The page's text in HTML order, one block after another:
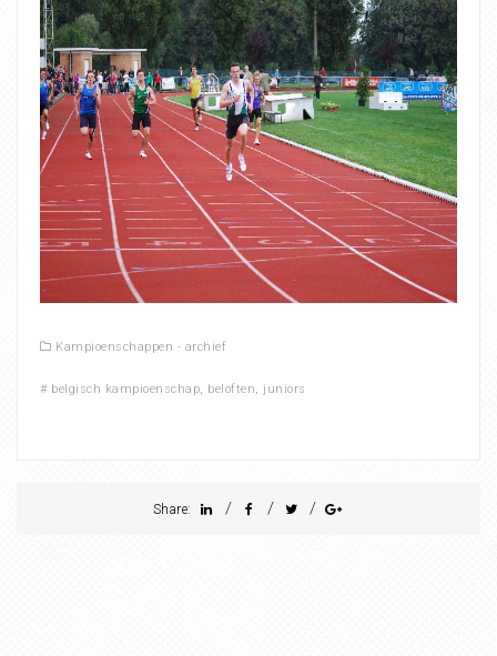
Kampioenschappen - archief
# belgisch kampioenschap, beloften, juniors
Share: / / /